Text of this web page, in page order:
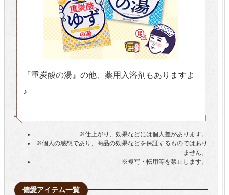
『重炭酸の湯』の他、薬用入浴剤もありますよ
♪
※仕上がり、効果などには個人差があります。
※個人の感想であり、商品の効果などを保証するものではあり
ません。
※複写・転用等を禁止します。
偏愛アイテム一覧